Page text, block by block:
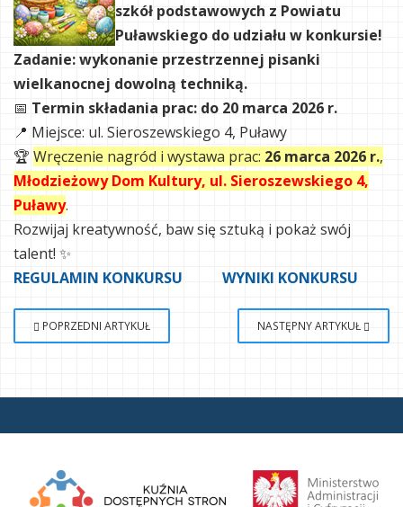
szkół podstawowych z Powiatu
Puławskiego do udziału w konkursie!
Zadanie: wykonanie przestrzennej pisanki
wielkanocnej dowolną techniką.
📅 Termin składania prac: do 20 marca 2026 r.
📍 Miejsce: ul. Sieroszewskiego 4, Puławy
🏆 Wręczenie nagród i wystawa prac: 26 marca 2026 r.,
Młodzieżowy Dom Kultury, ul. Sieroszewskiego 4,
Puławy.
Rozwijaj kreatywność, baw się sztuką i pokaż swój
talent! ✨
REGULAMIN KONKURSU
WYNIKI KONKURSU
POPRZEDNI ARTYKUŁ NASTĘPNY ARTYKUŁ